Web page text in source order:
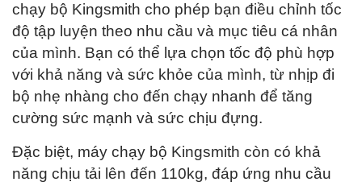
chạy bộ Kingsmith cho phép bạn điều chỉnh tốc
độ tập luyện theo nhu cầu và mục tiêu cá nhân
của mình. Bạn có thể lựa chọn tốc độ phù hợp
với khả năng và sức khỏe của mình, từ nhịp đi
bộ nhẹ nhàng cho đến chạy nhanh để tăng
cường sức mạnh và sức chịu đựng.
Đặc biệt, máy chạy bộ Kingsmith còn có khả
năng chịu tải lên đến 110kg, đáp ứng nhu cầu